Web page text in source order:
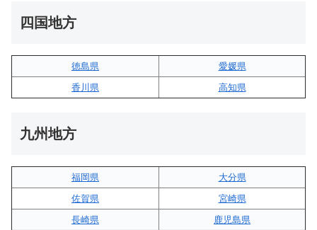
四国地方
徳島県
愛媛県
香川県
高知県
九州地方
福岡県
大分県
佐賀県
宮崎県
長崎県
鹿児島県